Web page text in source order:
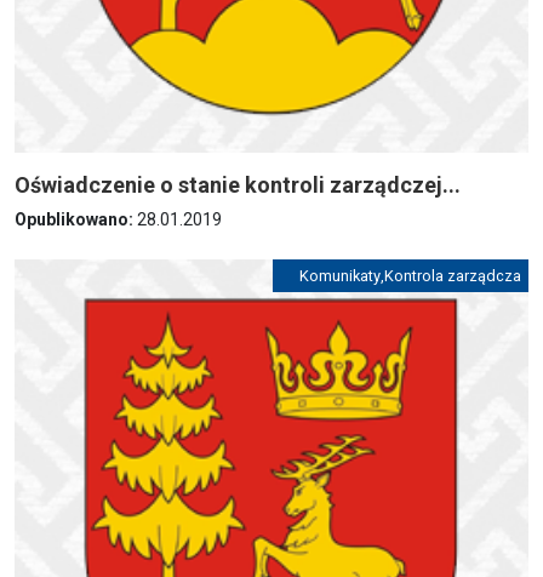
Oświadczenie o stanie kontroli zarządczej...
Opublikowano: 28.01.2019
Komunikaty,Kontrola zarządcza